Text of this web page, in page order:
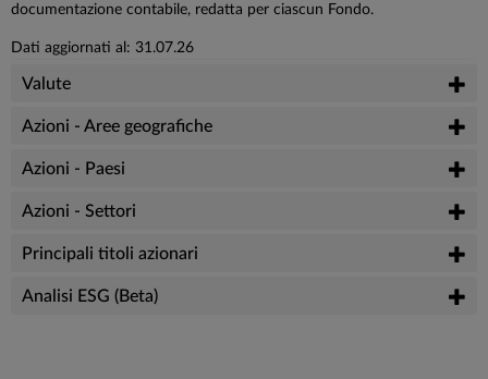
documentazione contabile, redatta per ciascun Fondo.
Dati aggiornati al: 31.07.26
Valute
Azioni - Aree geografiche
Azioni - Paesi
Azioni - Settori
Principali titoli azionari
Analisi ESG (Beta)